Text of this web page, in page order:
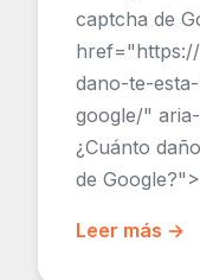
captcha de
dano-te-
google/"
¿Cuánto
de
Leer más →